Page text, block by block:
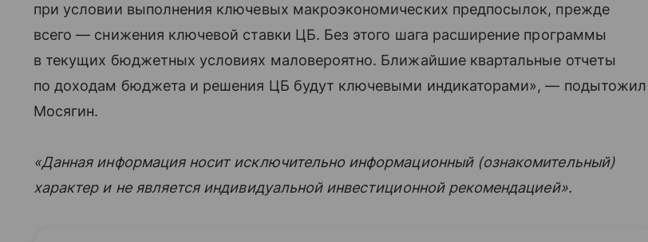
при условии выполнения ключевых макроэкономических предпосылок, прежде
всего — снижения ключевой ставки ЦБ. Без этого шага расширение программы
в текущих бюджетных условиях маловероятно. Ближайшие квартальные отчеты
по доходам бюджета и решения ЦБ будут ключевыми индикаторами», — подытожил
Мосягин.
«Данная информация носит исключительно информационный (ознакомительный)
характер и не является индивидуальной инвестиционной рекомендацией».